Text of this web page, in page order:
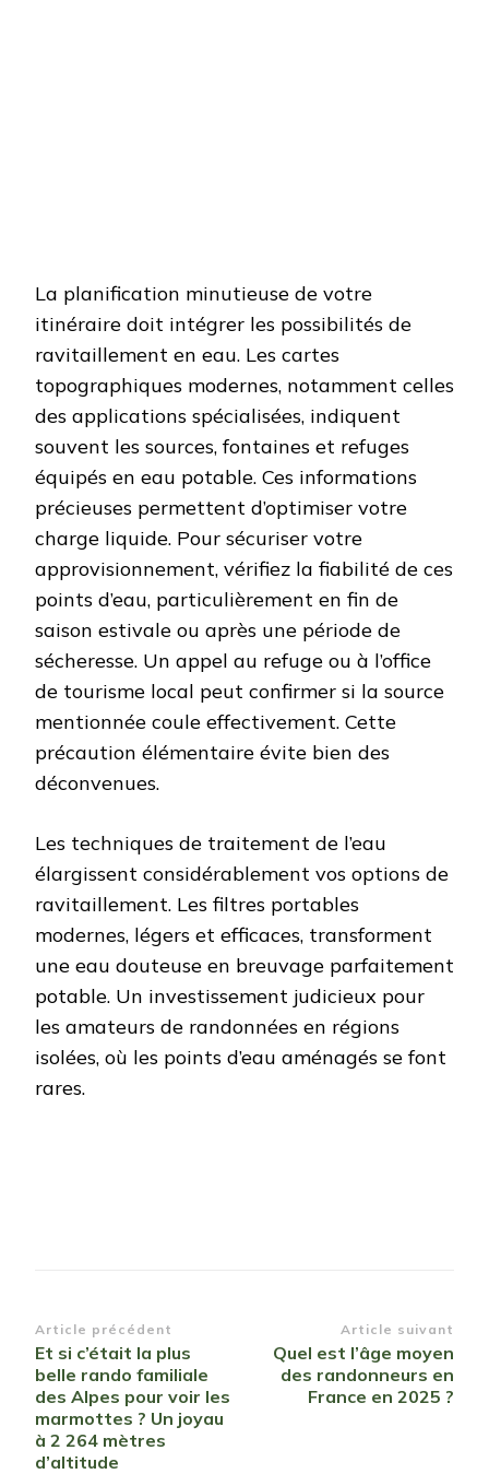
La planification minutieuse de votre
itinéraire doit intégrer les possibilités de
ravitaillement en eau. Les cartes
topographiques modernes, notamment celles
des applications spécialisées, indiquent
souvent les sources, fontaines et refuges
équipés en eau potable. Ces informations
précieuses permettent d’optimiser votre
charge liquide. Pour sécuriser votre
approvisionnement, vérifiez la fiabilité de ces
points d’eau, particulièrement en fin de
saison estivale ou après une période de
sécheresse. Un appel au refuge ou à l’office
de tourisme local peut confirmer si la source
mentionnée coule effectivement. Cette
précaution élémentaire évite bien des
déconvenues.
Les techniques de traitement de l’eau
élargissent considérablement vos options de
ravitaillement. Les filtres portables
modernes, légers et efficaces, transforment
une eau douteuse en breuvage parfaitement
potable. Un investissement judicieux pour
les amateurs de randonnées en régions
isolées, où les points d’eau aménagés se font
rares.
Navigation
d’article
Article précédent
Et si c’était la plus
belle rando familiale
des Alpes pour voir les
marmottes ? Un joyau
à 2 264 mètres
d’altitude
Article suivant
Quel est l’âge moyen
des randonneurs en
France en 2025 ?